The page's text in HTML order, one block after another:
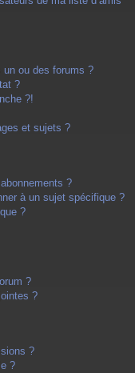
un ou des forums ?
?
?!
et sujets ?
?
à un sujet spécifique ?
?
?
?
?
?